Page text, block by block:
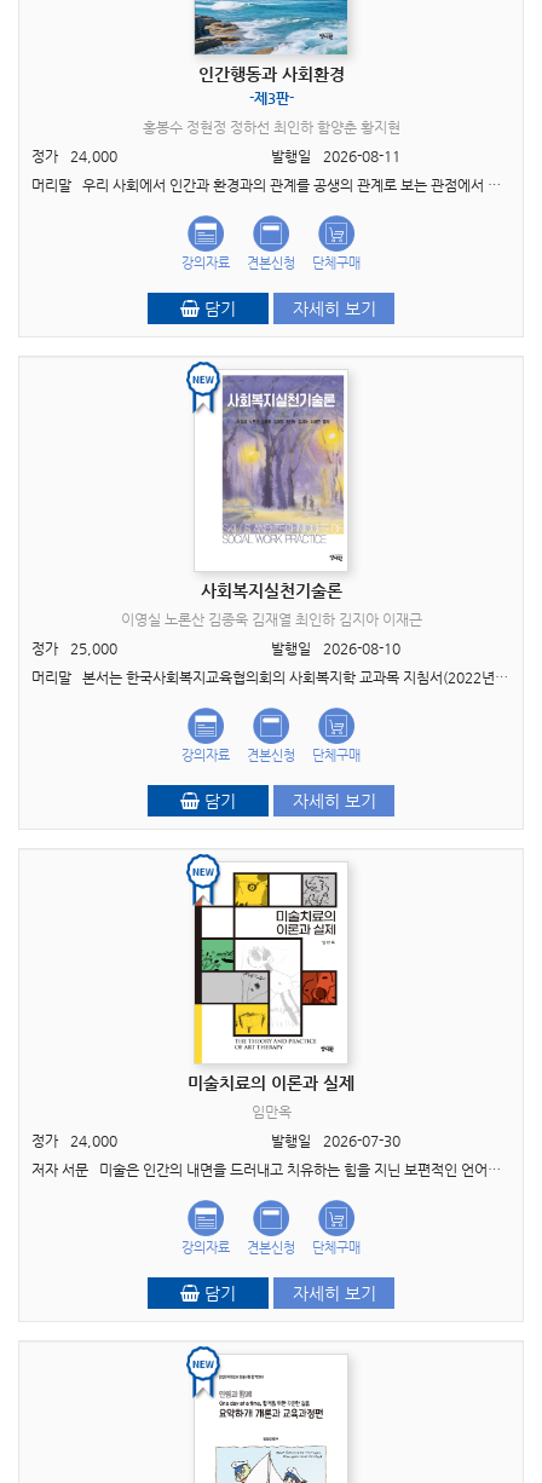
인간행동과 사회환경
-제3판-
홍봉수 정현정 정하선 최인하 함양춘 황지현
정가
24,000 발행일
2026-08-11
머리말 우리 사회에서 인간과 환경과의 관계를 공생의 관계로 보는 관점에서 인간행동과 사회환경의 다양한 요소와 이들의 상호작용에 대해서는 여러 학설이 있다. 또한 인간을 생애주기적 관..
강의자료 견본신청 단체구매
담기 자세히 보기
사회복지실천기술론
이영실 노론산 김종욱 김재열 최인하 김지아 이재근
정가
25,000 발행일
2026-08-10
머리말 본서는 한국사회복지교육협의회의 사회복지학 교과목 지침서(2022년)를 충실히 반영하여 총 4부 13장으로 구성하였다. 대학과 대학원의 ‘사회복지실천기술론’ 강의 교재로 활..
강의자료 견본신청 단체구매
담기 자세히 보기
미술치료의 이론과 실제
임만옥
정가
24,000 발행일
2026-07-30
저자 서문 미술은 인간의 내면을 드러내고 치유하는 힘을 지닌 보편적인 언어입니다. 말로 표현하기 어려운 감정과 기억, 그리고 때로는 스스로도 잘 알지 못했던 마음의 깊은 이야기들이 그림과..
강의자료 견본신청 단체구매
담기 자세히 보기